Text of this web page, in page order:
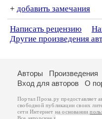
+ добавить замечания
Написать рецензию
Другие произведения
Авторы Произведения
Вход для авторов
О
Портал Проза.ру предоставляет
свободной публикации своих
сети Интернет на основании